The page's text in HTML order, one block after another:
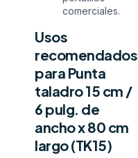
comerciales.
Usos
recomendados
para Punta
taladro 15 cm /
6 pulg. de
ancho x 80 cm
largo (TK15)